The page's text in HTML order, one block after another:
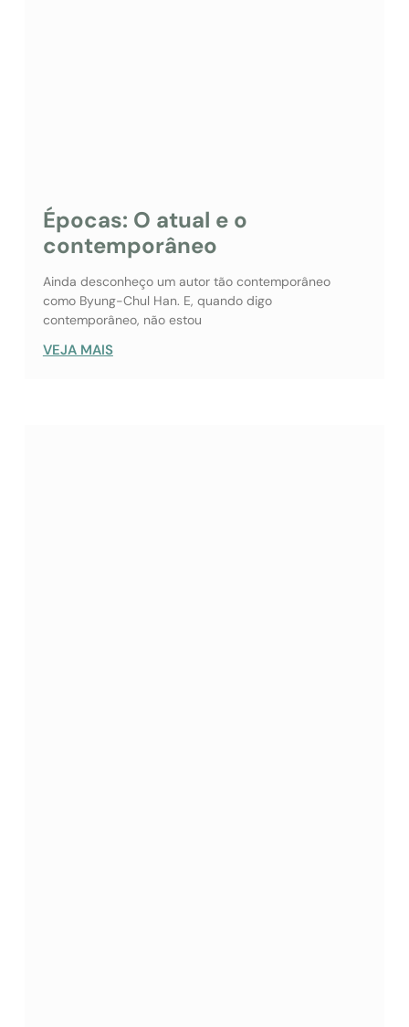
Épocas: O atual e o
contemporâneo
Ainda desconheço um autor tão contemporâneo
como Byung-Chul Han. E, quando digo
contemporâneo, não estou
VEJA MAIS